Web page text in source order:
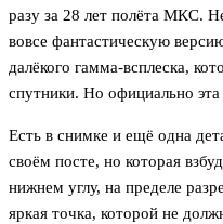
разу за 28 лет полёта МКС.
вовсе фантастическую
далёкого гамма-всплеска,
спутники. Но официально эта
Есть в снимке и ещё одна
своём посте, но которая
нижнем углу, на пределе
яркая точка, которой не